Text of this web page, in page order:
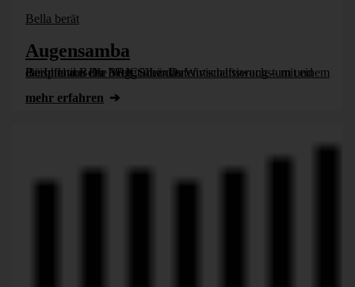
Bella berät
Augensamba
Bürohund Bella bloggt über Datenvisualisierung – mit einem Beispiel aus Die Welt, über das Wirtschaftswachstum und die Inflation der BRICS-Länder.
mehr erfahren